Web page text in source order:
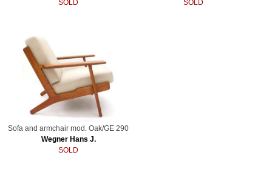
SOLD
SOLD
Sofa and armchair mod. Oak/GE 290
Wegner Hans J.
SOLD